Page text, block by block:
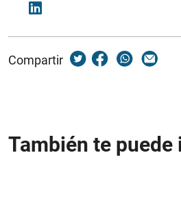
Compartir
También te puede